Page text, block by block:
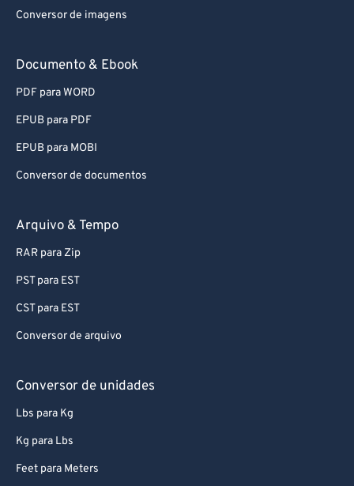
Conversor de imagens
Documento & Ebook
PDF para WORD
EPUB para PDF
EPUB para MOBI
Conversor de documentos
Arquivo & Tempo
RAR para Zip
PST para EST
CST para EST
Conversor de arquivo
Conversor de unidades
Lbs para Kg
Kg para Lbs
Feet para Meters